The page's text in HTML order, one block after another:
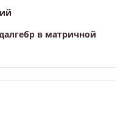
в матричной